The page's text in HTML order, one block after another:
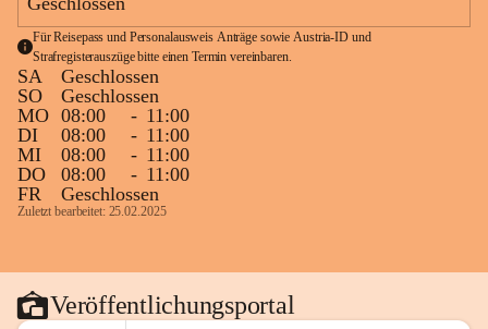
Für Reisepass und Personalausweis Anträge sowie Austria-ID und
Strafregisterauszüge bitte einen Termin vereinbaren.
SA
Geschlossen
SO
Geschlossen
MO 08:00 - 11:00
DI
08:00 - 11:00
MI
08:00 - 11:00
DO
08:00 - 11:00
FR
Geschlossen
Zuletzt bearbeitet: 25.02.2025
Veröffentlichungsportal